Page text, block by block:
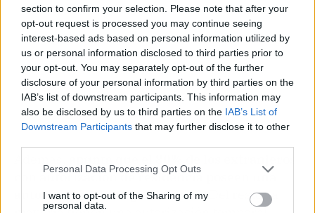
section to confirm your selection. Please note that after your
opt-out request is processed you may continue seeing
interest-based ads based on personal information utilized by
us or personal information disclosed to third parties prior to
your opt-out. You may separately opt-out of the further
disclosure of your personal information by third parties on the
IAB’s list of downstream participants. This information may
also be disclosed by us to third parties on the IAB’s List of
Downstream Participants that may further disclose it to other
Personal Data Processing Opt Outs
I want to opt-out of the Sharing of my
personal data.
con autorización de residencia poseen una
autorización de larga duración.Del resto, la